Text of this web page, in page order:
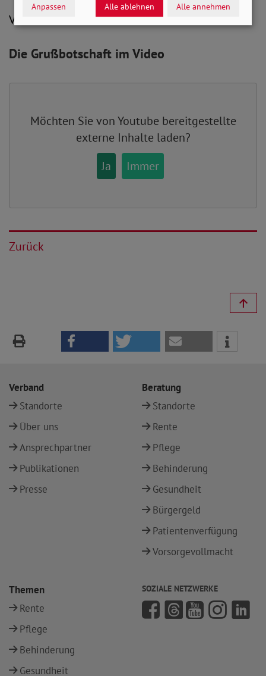
V.i.S.d.P.: Peter-Michael Zernechel
Die Grußbotschaft im Video
Möchten Sie vonYoutube bereitgestellte
externe Inhalte laden?
Ja
Immer
Zurück
Verband
Standorte
Über uns
Ansprechpartner
Publikationen
Presse
Beratung
Standorte
Rente
Pflege
Behinderung
Gesundheit
Bürgergeld
Patientenverfügung
Vorsorgevollmacht
Themen
Rente
Pflege
Behinderung
Gesundheit
SOZIALE NETZWERKE
Anpassen Alle ablehnen Alle annehmen